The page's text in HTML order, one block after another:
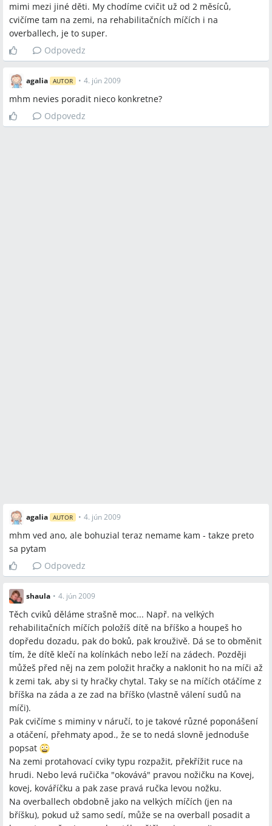
mimi mezi jiné děti. My chodíme cvičit už od 2 měsíců,
cvičíme tam na zemi, na rehabilitačních míčích i na
overballech, je to super.
Odpovedz
agalia AUTOR • 4. jún 2009
mhm nevies poradit nieco konkretne?
Odpovedz
agalia AUTOR • 4. jún 2009
mhm ved ano, ale bohuzial teraz nemame kam - takze preto
sa pytam
Odpovedz
shaula • 4. jún 2009
Těch cviků děláme strašně moc... Např. na velkých
rehabilitačních míčích položíš dítě na bříško a houpeš ho
dopředu dozadu, pak do boků, pak krouživě. Dá se to obměnit
tím, že dítě klečí na kolínkách nebo leží na zádech. Později
můžeš před něj na zem položit hračky a naklonit ho na míči až
k zemi tak, aby si ty hračky chytal. Taky se na míčích otáčíme z
bříška na záda a ze zad na bříško (vlastně válení sudů na
míči).
Pak cvičíme s miminy v náručí, to je takové různé poponášení
a otáčení, přehmaty apod., že se to nedá slovně jednoduše
popsat
Na zemi protahovací cviky typu rozpažit, překřížit ruce na
hrudi. Nebo levá ručička "okovává" pravou nožičku na Kovej,
kovej, kováříčku a pak zase pravá ručka levou nožku.
Na overballech obdobně jako na velkých míčích (jen na
bříšku), pokud už samo sedí, může se na overball posadit a